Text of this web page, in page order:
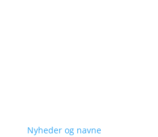
Nyheder og navne